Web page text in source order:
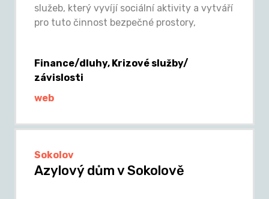
služeb, který vyvíjí sociální aktivity a vytváří
pro tuto činnost bezpečné prostory,
Finance/dluhy, Krizové služby/
závislosti
web
Sokolov
Azylový dům v Sokolově